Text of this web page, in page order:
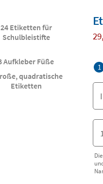
24 Etiketten für
Schulbleistifte
Aufkleber Füße
quadratische
Etiketten
1